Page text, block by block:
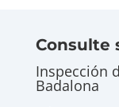
Consulte
Inspección
Badalona